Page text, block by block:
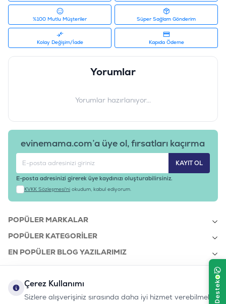
%100 Mutlu Müşteriler Süper Sağlam Gönderim
Kolay Değişim/İade Kapıda Ödeme
Yorumlar
Yorumlar hazırlanıyor...
evinemama.com’a üye ol, fırsatları kaçırma
KAYIT OL
E-posta adresinizi girerek üye kaydınızı oluşturabilirsiniz.
KVKK Sözleşmesi'ni okudum, kabul ediyorum.
POPÜLER MARKALAR
POPÜLER KATEGORILER
EN POPÜLER BLOG YAZILARIMIZ
KURUMSAL
Çerez Kullanımı
Sizlere alışverişiniz sırasında daha iyi hizmet verebilmek